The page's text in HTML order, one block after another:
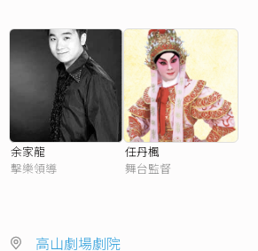
余家龍
擊樂領導
任丹楓
舞台監督
高山劇場劇院